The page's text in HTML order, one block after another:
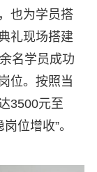
也为学员搭
礼现场搭建
名学员成功
位。按照当
3500元至
位增收”。